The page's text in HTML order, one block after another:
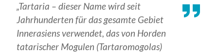
„Tartaria – dieser Name wird seit
Jahrhunderten für das gesamte Gebiet
Innerasiens verwendet, das von Horden
tatarischer Mogulen (Tartaromogolas)